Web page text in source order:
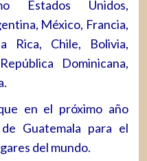
Estados Unidos,
México, Francia,
Rica, Chile, Bolivia,
Dominicana,
en el próximo año
Guatemala para el
del mundo.